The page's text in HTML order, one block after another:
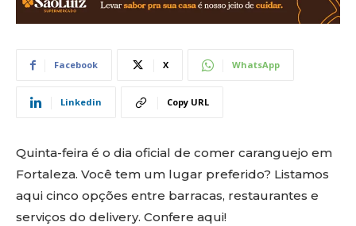
Facebook X WhatsApp
Linkedin Copy URL
Quinta-feira é o dia oficial de comer caranguejo em
Fortaleza. Você tem um lugar preferido? Listamos
aqui cinco opções entre barracas, restaurantes e
serviços do delivery. Confere aqui!